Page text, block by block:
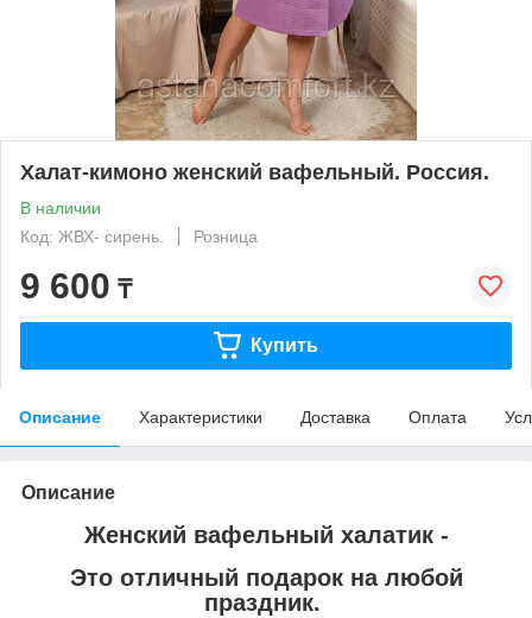
Халат-кимоно женский вафельный. Россия.
В наличии
Код: ЖВХ- сирень.
Розница
9 600 ₸
Купить
Описание Характеристики Доставка Оплата
Описание
Женский вафельный халатик -
Это отличный подарок на любой
праздник.